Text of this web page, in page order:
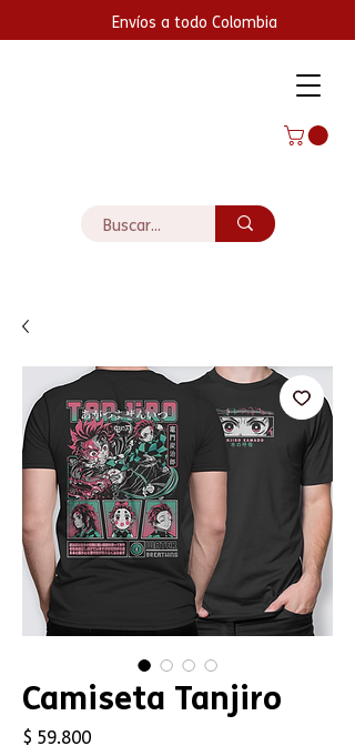
Envíos a todo Colombia
Camiseta Tanjiro
$ 59.800Precio